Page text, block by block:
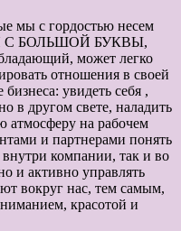
мы с гордостью несем
С БОЛЬШОЙ БУКВЫ,
может легко
отношения в своей
увидеть себя ,
в другом свете, наладить
атмосферу на рабочем
и партнерами понять
компании, так и во
и активно управлять
вокруг нас, тем самым,
красотой и